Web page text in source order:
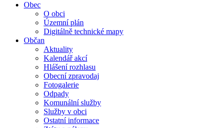
Obec
O obci
Územní plán
Digitálně technické mapy
Občan
Aktuality
Kalendář akcí
Hlášení rozhlasu
Obecní zpravodaj
Fotogalerie
Odpady
Komunální služby
Služby v obci
Ostatní informace